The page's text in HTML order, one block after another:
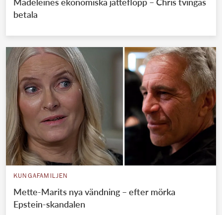
betala
KUNGAFAMILJEN
Mette-Marits nya vändning – efter mörka
Epstein-skandalen